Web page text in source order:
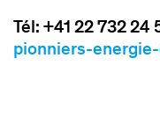
Tél: +41 22 732 24
pionniers-